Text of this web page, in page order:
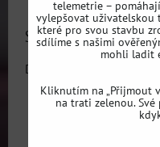
Sada nástrčných klíčů
Dostupnost:
telemetrie –
vylepšovat uživatelskou
které pro svou stavbu
sdílíme s našimi
mohli ladit
Kliknutím na „Přijmout
na trati zelenou. Své